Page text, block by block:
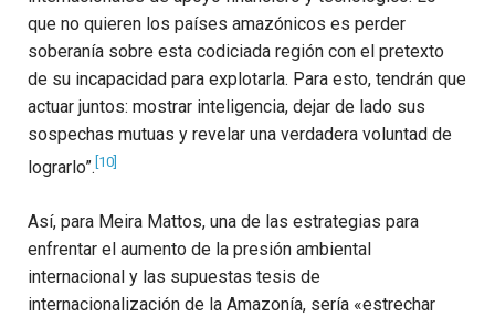
que no quieren los países amazónicos es perder
soberanía sobre esta codiciada región con el pretexto
de su incapacidad para explotarla. Para esto, tendrán que
actuar juntos: mostrar inteligencia, dejar de lado sus
sospechas mutuas y revelar una verdadera voluntad de
lograrlo”. [10]
Así, para Meira Mattos, una de las estrategias para
enfrentar el aumento de la presión ambiental
internacional y las supuestas tesis de
internacionalización de la Amazonía, sería «estrechar